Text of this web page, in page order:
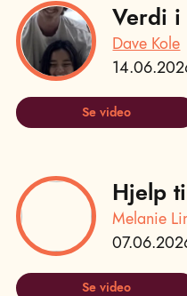
Verdi i
Dave Kole
Se video
Hjelp
Melanie
Se video